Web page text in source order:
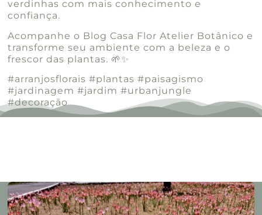
verdinhas com mais conhecimento e
confiança.
Acompanhe o Blog Casa Flor Atelier Botânico e
transforme seu ambiente com a beleza e o
frescor das plantas. 🌱✨
#arranjosflorais #plantas #paisagismo
#jardinagem #jardim #urbanjungle
#decoração